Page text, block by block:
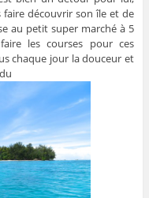
découvrir son île et de
au petit super marché à 5
les courses pour ces
chaque jour la douceur et